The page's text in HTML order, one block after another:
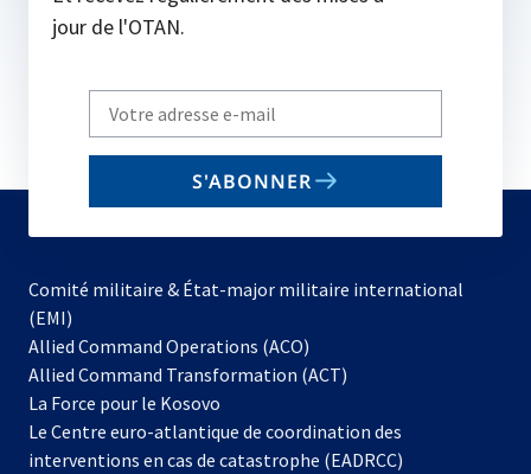
jour de l'OTAN.
Write
your
email
S'ABONNER
Comité militaire & État-major militaire international
(EMI)
Allied Command Operations (ACO)
dans
nouvel
onglet
Allied Command Transformation (ACT)
La Force pour le Kosovo
dans
un
Le Centre euro-atlantique de coordination des
interventions en cas de catastrophe (EADRCC)